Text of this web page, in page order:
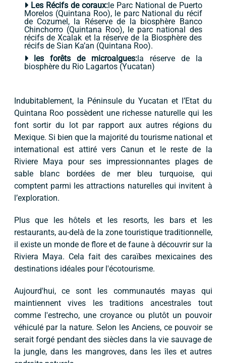
Les Récifs de coraux:le Parc National de Puerto
Morelos (Quintana Roo), le parc National du récif
de Cozumel, la Réserve de la biosphère Banco
Chinchorro (Quintana Roo), le parc national des
récifs de Xcalak et la réserve de la Biosphère des
récifs de Sian Ka’an (Quintana Roo).
les forêts de microalgues:la réserve de la
biosphère du Rio Lagartos (Yucatan)
Indubitablement, la Péninsule du Yucatan et l’Etat du
Quintana Roo possèdent une richesse naturelle qui les
font sortir du lot par rapport aux autres régions du
Mexique. Si bien que la majorité du tourisme national et
international est attiré vers Canun et le reste de la
Riviere Maya pour ses impressionnantes plages de
sable blanc bordées de mer bleu turquoise, qui
comptent parmi les attractions naturelles qui invitent à
l’exploration.
Plus que les hôtels et les resorts, les bars et les
restaurants, au-delà de la zone touristique traditionnelle,
il existe un monde de flore et de faune à découvrir sur la
Riviera Maya. Cela fait des caraïbes mexicaines des
destinations idéales pour l'écotourisme.
Aujourd'hui, ce sont les communautés mayas qui
maintiennent vives les traditions ancestrales tout
comme l'estrecho, une croyance ou plutôt un pouvoir
véhiculé par la nature. Selon les Anciens, ce pouvoir se
serait forgé pendant des siècles dans la vie sauvage de
la jungle, dans les mangroves, dans les îles et autres